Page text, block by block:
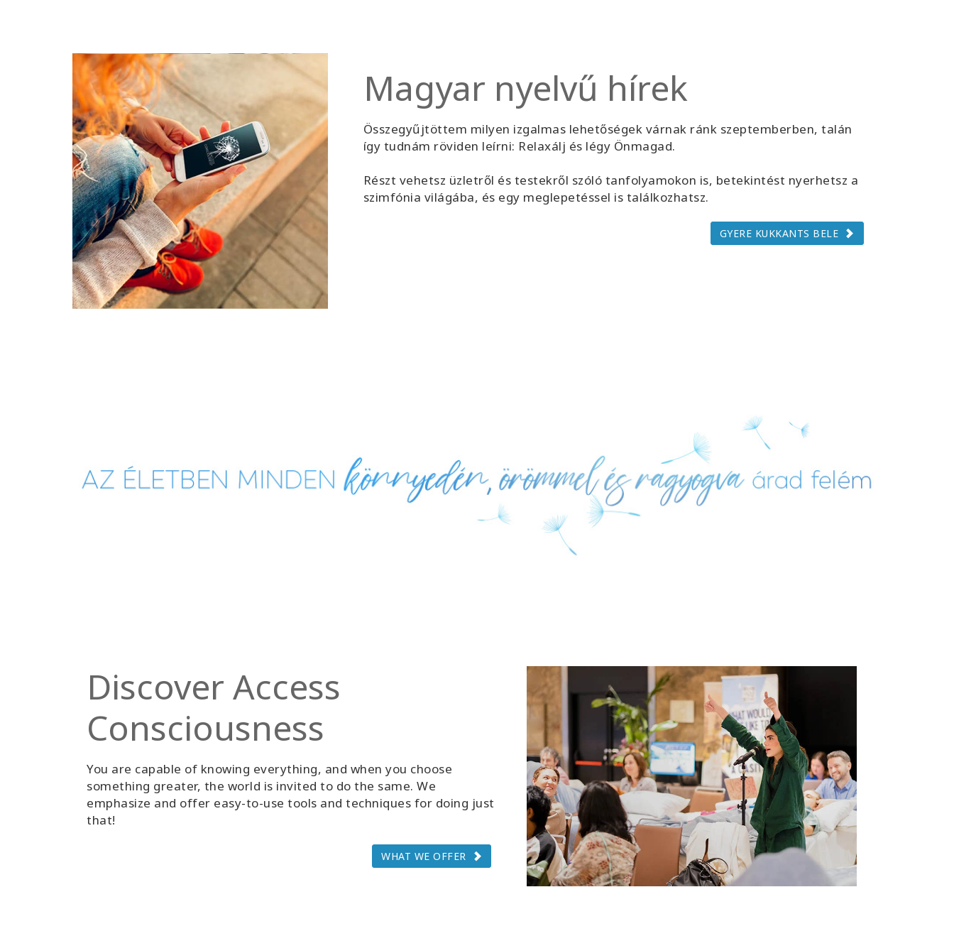
Magyar nyelvű hírek
Összegyűjtöttem milyen izgalmas lehetőségek várnak ránk szeptemberben, talán
így tudnám röviden leírni: Relaxálj és légy Önmagad.
Részt vehetsz üzletről és testekről szóló tanfolyamokon is, betekintést nyerhetsz a
szimfónia világába, és egy meglepetéssel is találkozhatsz.
GYERE KUKKANTS BELE
Discover Access
Consciousness
You are capable of knowing everything, and when you choose
something greater, the world is invited to do the same. We
emphasize and offer easy-to-use tools and techniques for doing just
that!
WHAT WE OFFER